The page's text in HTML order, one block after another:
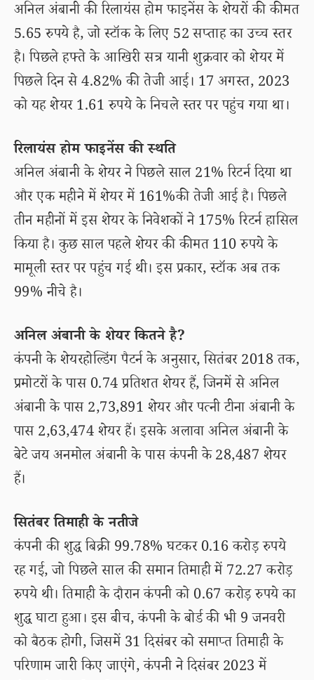
अनिल अंबानी की रिलायंस होम फाइनेंस के शेयरों की कीमत
5.65 रुपये है, जो स्टॉक के लिए 52 सप्ताह का उच्च स्तर
है। पिछले हफ्ते के आखिरी सत्र यानी शुक्रवार को शेयर में
पिछले दिन से 4.82% की तेजी आई। 17 अगस्त, 2023
को यह शेयर 1.61 रुपये के निचले स्तर पर पहुंच गया था।
रिलायंस होम फाइनेंस की स्थति
अनिल अंबानी के शेयर ने पिछले साल 21% रिटर्न दिया था
और एक महीने में शेयर में 161%की तेजी आई है। पिछले
तीन महीनों में इस शेयर के निवेशकों ने 175% रिटर्न हासिल
किया है। कुछ साल पहले शेयर की कीमत 110 रुपये के
मामूली स्तर पर पहुंच गई थी। इस प्रकार, स्टॉक अब तक
99% नीचे है।
अनिल अंबानी के शेयर कितने है?
कंपनी के शेयरहोल्डिंग पैटर्न के अनुसार, सितंबर 2018 तक,
प्रमोटरों के पास 0.74 प्रतिशत शेयर हैं, जिनमें से अनिल
अंबानी के पास 2,73,891 शेयर और पत्नी टीना अंबानी के
पास 2,63,474 शेयर हैं। इसके अलावा अनिल अंबानी के
बेटे जय अनमोल अंबानी के पास कंपनी के 28,487 शेयर
हैं।
सितंबर तिमाही के नतीजे
कंपनी की शुद्ध बिक्री 99.78% घटकर 0.16 करोड़ रुपये
रह गई, जो पिछले साल की समान तिमाही में 72.27 करोड़
रुपये थी। तिमाही के दौरान कंपनी को 0.67 करोड़ रुपये का
शुद्ध घाटा हुआ। इस बीच, कंपनी के बोर्ड की भी 9 जनवरी
को बैठक होगी, जिसमें 31 दिसंबर को समाप्त तिमाही के
परिणाम जारी किए जाएंगे, कंपनी ने दिसंबर 2023 में